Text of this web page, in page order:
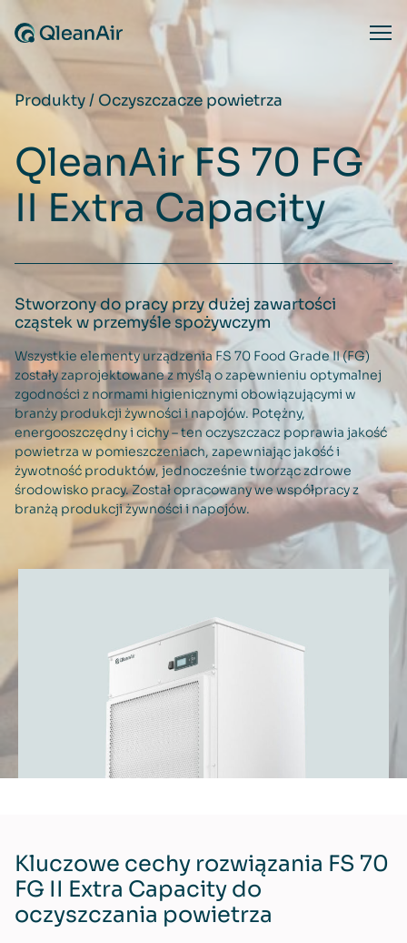
Produkty/ Oczyszczacze powietrza
QleanAir FS 70 FG
II Extra Capacity
Stworzony do pracy przy dużej zawartości
cząstek w przemyśle spożywczym
Wszystkie elementy urządzenia FS 70 Food Grade II (FG)
zostały zaprojektowane z myślą o zapewnieniu optymalnej
zgodności z normami higienicznymi obowiązującymi w
branży produkcji żywności i napojów. Potężny,
energooszczędny i cichy – ten oczyszczacz poprawia jakość
powietrza w pomieszczeniach, zapewniając jakość i
żywotność produktów, jednocześnie tworząc zdrowe
środowisko pracy. Został opracowany we współpracy z
branżą produkcji żywności i napojów.
Kluczowe cechy rozwiązania FS 70
FG II Extra Capacity do
oczyszczania powietrza